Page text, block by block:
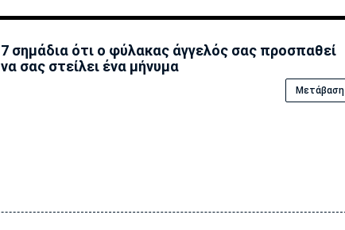
7 σημάδια ότι ο φύλακας άγγελός σας προσπαθεί
να σας στείλει ένα μήνυμα
Μετάβαση